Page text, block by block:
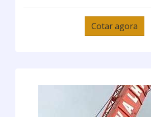
Cotar agora